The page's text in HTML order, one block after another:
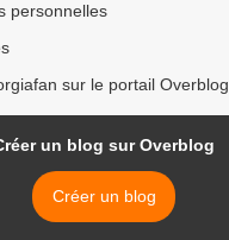
personnelles
sur le portail Overblog
un blog sur Overblog
Créer un blog